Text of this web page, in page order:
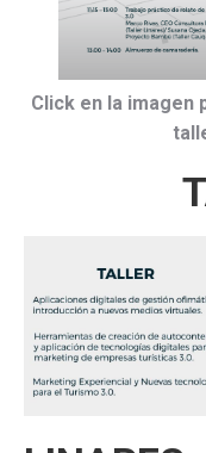
Click en la imagen